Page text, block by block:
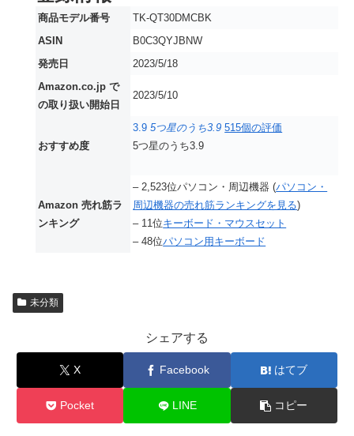
商品モデル番号
TK-QT30DMCBK
ASIN
B0C3QYJBNW
発売日
2023/5/18
Amazon.co.jp で
の取り扱い開始日
2023/5/10
おすすめ度
3.95つ星のうち3.9 515個の評価
5つ星のうち3.9
Amazon 売れ筋ラ
ンキング
– 2,523位パソコン・周辺機器 (パソコン・
周辺機器の売れ筋ランキングを見る)
– 11位キーボード・マウスセット
– 48位パソコン用キーボード
未分類
シェアする
X Facebook はてブ
Pocket LINE コピー